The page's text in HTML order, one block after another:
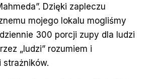
Dzięki zapleczu
mojego lokalu mogliśmy
300 porcji zupy dla ludzi
„ludzi” rozumiem i
strażników.